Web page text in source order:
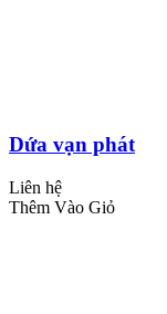
Dứa vạn phát
Liên hệ
Thêm Vào Giỏ